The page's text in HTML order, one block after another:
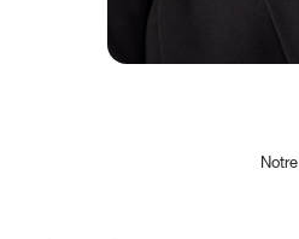
Notre